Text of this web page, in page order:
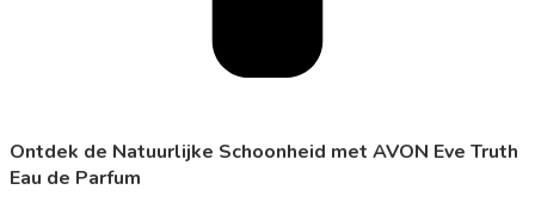
Ontdek de Natuurlijke Schoonheid met AVON Eve Truth
Eau de Parfum